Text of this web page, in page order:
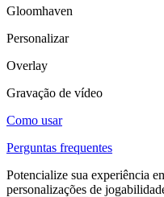
Gloomhaven
Personalizar
Overlay
Gravação de vídeo
Como usar
Perguntas frequentes
Potencialize sua experiência
personalizações de